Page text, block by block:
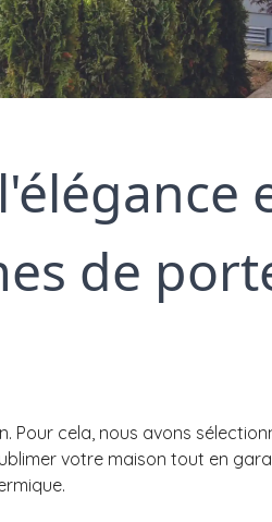
de
Pour cela, nous avons
votre maison tout en